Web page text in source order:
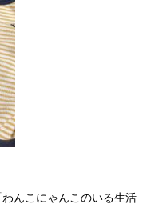
んこにゃんこのいる生活